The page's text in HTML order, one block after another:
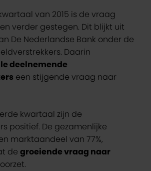
van 2015 is de vraag
verder gestegen. Dit blijkt uit
De Nederlandse Bank onder de
Daarin
deelnemende
een stijgende vraag naar
kwartaal zijn de
positief. De gezamenlijke
marktaandeel van 77%,
de groeiende vraag naar